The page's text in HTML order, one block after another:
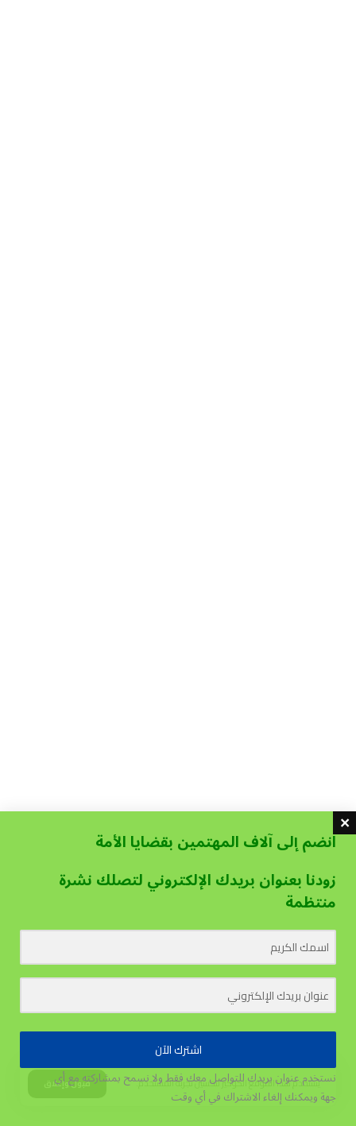
يستخدم هذا الموقع الكوكيز لتحسين تجربة المستخدم. قبول وإغلاق
انضم إلى آلاف المهتمين بقضايا الأمة
زودنا بعنوان بريدك الإلكتروني لتصلك نشرة
منتظمة
اشترك الآن
نستخدم عنوان بريدك للتواصل معك فقط ولا نسمح بمشاركته مع أي
جهةويمكنك إلغاء الاشتراك في أي وقت